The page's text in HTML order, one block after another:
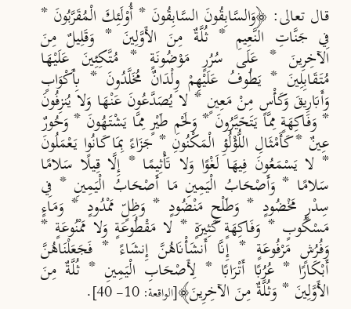
قال تعالى: ﴿وَالسَّابِقُونَ السَّابِقُونَ * أُوْلَئِكَ الْمُقَرَّبُونَ *
فِي جَنَّاتِ النَّعِيمِ * ثُلَّةٌ مِنَ الأَوَّلِينَ * وَقَلِيلٌ مِنَ
الآخِرِينَ * عَلَى سُرُرٍ مَوْضُونَةٍ * مُتَّكِئِينَ عَلَيْهَا
مُتَقَابِلِينَ * يَطُوفُ عَلَيْهِمْ وِلْدَانٌ مُخَلَّدُونَ * بِأَكْوَابٍ
وَأَبَارِيقَ وَكَأْسٍ مِنْ مَعِينٍ * لا يُصَدَّعُونَ عَنْهَا وَلا يُنزِفُونَ
* وَفَاكِهَةٍ مِمَّا يَتَخَيَّرُونَ * وَلَحْمِ طَيْرٍ مِمَّا يَشْتَهُونَ * وَحُورٌ
عِينٌ * كَأَمْثَالِ اللُّؤْلُؤِ الْمَكْنُونِ * جَزَاءً بِمَا كَانُوا يَعْمَلُونَ
* لا يَسْمَعُونَ فِيهَا لَغْوًا وَلا تَأْثِيمًا * إِلَّا قِيلًا سَلامًا
سَلامًا * وَأَصْحَابُ الْيَمِينِ مَا أَصْحَابُ الْيَمِينِ * فِي
سِدْرٍ مَخْضُودٍ * وَطَلْحٍ مَنْضُودٍ * وَظِلٍّ مَمْدُودٍ * وَمَاءٍ
مَسْكُوبٍ * وَفَاكِهَةٍ كَثِيرَةٍ * لا مَقْطُوعَةٍ وَلا مَمْنُوعَةٍ *
وَفُرُشٍ مَرْفُوعَةٍ * إِنَّا أَنشَأْنَاهُنَّ إِنشَاءً * فَجَعَلْنَاهُنَّ
أَبْكَارًا * عُرُبًا أَتْرَابًا * لِأَصْحَابِ الْيَمِينِ * ثُلَّةٌ مِنَ
الأَوَّلِينَ * وَثُلَّةٌ مِنَ الآخِرِينَ﴾[الواقعة: 10- 40] .